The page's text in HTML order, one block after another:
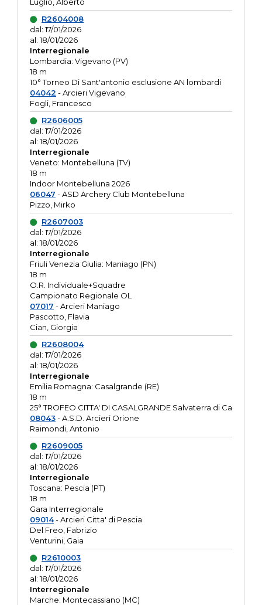
R2604008
dal: 17/01/2026
al: 18/01/2026
Interregionale
Lombardia: Vigevano (PV)
18 m
10° Torneo Di Sant'antonio esclusione AN lombardi
04042 - Arcieri Vigevano
Fogli, Francesco
R2606005
dal: 17/01/2026
al: 18/01/2026
Interregionale
Veneto: Montebelluna (TV)
18 m
Indoor Montebelluna 2026
06047 - ASD Archery Club Montebelluna
Pizzo, Mirko
R2607003
dal: 17/01/2026
al: 18/01/2026
Interregionale
Friuli Venezia Giulia: Maniago (PN)
18 m
O.R. Individuale+Squadre
Campionato Regionale OL
07017 - Arcieri Maniago
Pascotto, Flavia
Cian, Giorgia
R2608004
dal: 17/01/2026
al: 18/01/2026
Interregionale
Emilia Romagna: Casalgrande (RE)
18 m
25° TROFEO CITTA' DI CASALGRANDE Salvaterra di Ca
08043- A.S.D. Arcieri Orione
Raimondi, Antonio
R2609005
dal: 17/01/2026
al: 18/01/2026
Interregionale
Toscana: Pescia (PT)
18 m
Gara Interregionale
09014- Arcieri Citta' di Pescia
Del Freo, Fabrizio
Venturini, Gaia
R2610003
dal: 17/01/2026
al: 18/01/2026
Interregionale
Marche: Montecassiano (MC)